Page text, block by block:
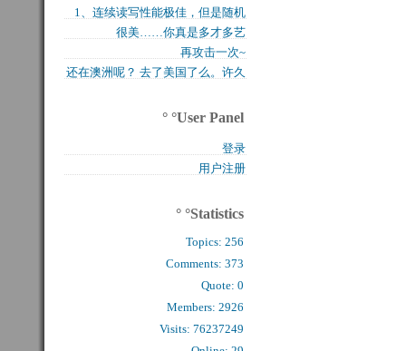
了 新的QQ...
1、连续读写性能极佳，但是随机
写入性能极差（这对于...
很美……你真是多才多艺
再攻击一次~
还在澳洲呢？ 去了美国了么。许久
° °User Panel
登录
用户注册
° °Statistics
Topics:256
Comments: 373
Quote: 0
Members: 2926
Visits: 76237249